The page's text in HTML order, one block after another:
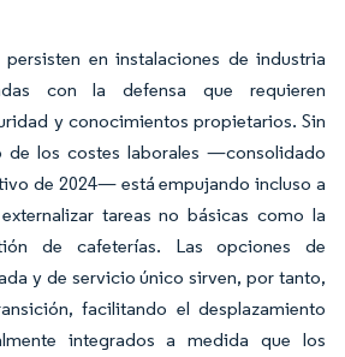
en instalaciones de industria
con la defensa que requieren
y conocimientos propietarios. Sin
de los costes laborales —consolidado
de 2024— está empujando incluso a
tareas no básicas como la
de cafeterías. Las opciones de
y de servicio único sirven, por tanto,
facilitando el desplazamiento
integrados a medida que los